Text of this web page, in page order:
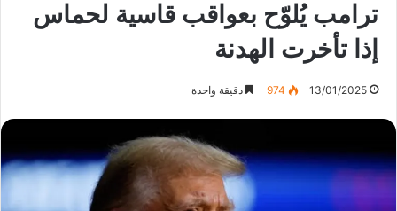
ترامب يُلوّح بعواقب قاسية لحماس
إذا تأخرت الهدنة
13/01/2025
974 دقيقة واحدة